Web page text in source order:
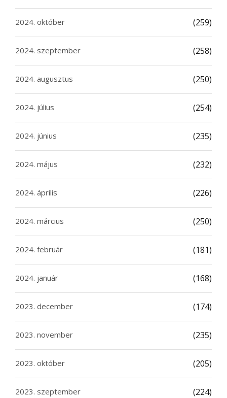
2024. október (259)
2024. szeptember (258)
2024. augusztus (250)
2024. július (254)
2024. június (235)
2024. május (232)
2024. április (226)
2024. március (250)
2024. február (181)
2024. január (168)
2023. december (174)
2023. november (235)
2023. október (205)
2023. szeptember (224)